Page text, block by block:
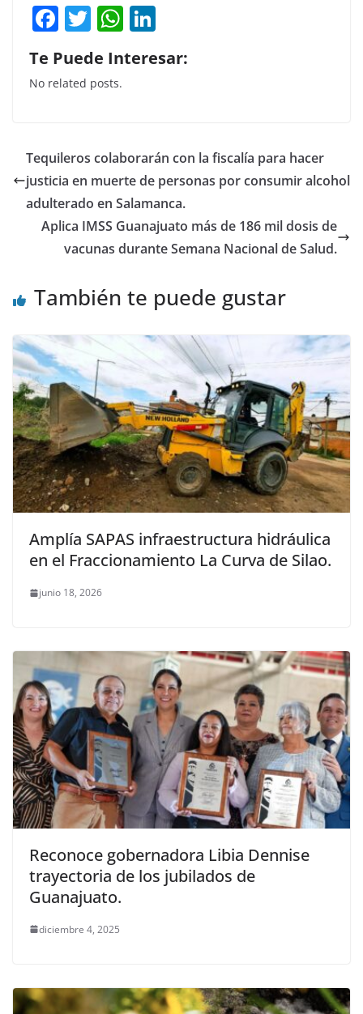
F
a
c
e
o
o
k
T
w
itt
er
W
h
at
p
p
k
n
Te Puede Interesar:
No related posts.
Tequileros colaborarán con la fiscalía para hacer
justicia en muerte de personas por consumir alcohol
adulterado en Salamanca.
Aplica IMSS Guanajuato más de 186 mil dosis de
vacunas durante Semana Nacional de Salud.
También te puede gustar
Amplía SAPAS infraestructura hidráulica
en el Fraccionamiento La Curva de Silao.
junio 18, 2026
Reconoce gobernadora Libia Dennise
trayectoria de los jubilados de
Guanajuato.
diciembre 4, 2025